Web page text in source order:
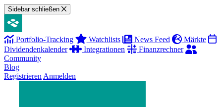
Sidebar schließen
Portfolio-Tracking Watchlists News Feed
Märkte
Dividendenkalender
Integrationen
Finanzrechner
Community
Blog
Registrieren Anmelden